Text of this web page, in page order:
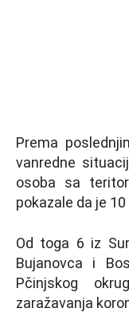
Prema
vanredne
osoba sa
pokazale da je
Od toga 6 iz
Bujanovca i
Pčinjskog
zaražavanja